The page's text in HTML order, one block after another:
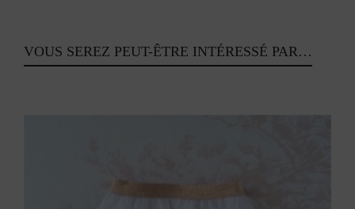
VOUS SEREZ PEUT-ÊTRE INTÉRESSÉ PAR…